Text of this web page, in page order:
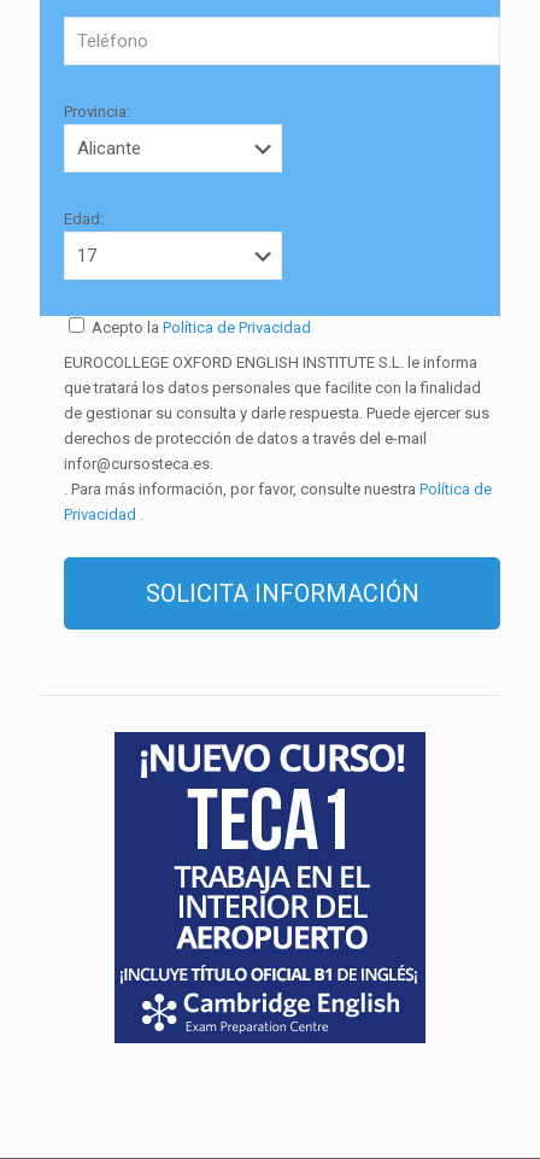
Provincia:
Edad:
Acepto la Política de Privacidad
EUROCOLLEGE OXFORD ENGLISH INSTITUTE S.L. le informa
que tratará los datos personales que facilite con la finalidad
de gestionar su consulta y darle respuesta. Puede ejercer sus
derechos de protección de datos a través del e-mail
infor@cursosteca.es.
. Para más información, por favor, consulte nuestra Política de
Privacidad